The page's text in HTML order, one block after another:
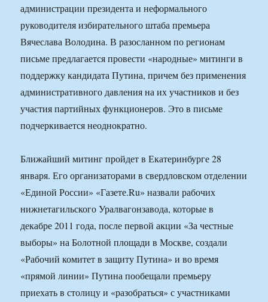
администрации президента и неформального
руководителя избирательного штаба премьера
Вячеслава Володина. В разосланном по регионам
письме предлагается провести «народные» митинги в
поддержку кандидата Путина, причем без применения
административного давления на их участников и без
участия партийных функционеров. Это в письме
подчеркивается неоднократно.
Ближайший митинг пройдет в Екатеринбурге 28
января. Его организаторами в свердловском отделении
«Единой России» «Газете.Ru» назвали рабочих
нижнетагильского Уралвагонзавода, которые в
декабре 2011 года, после первой акции «За честные
выборы» на Болотной площади в Москве, создали
«Рабочий комитет в защиту Путина» и во время
«прямой линии» Путина пообещали премьеру
приехать в столицу и «разобраться» с участниками